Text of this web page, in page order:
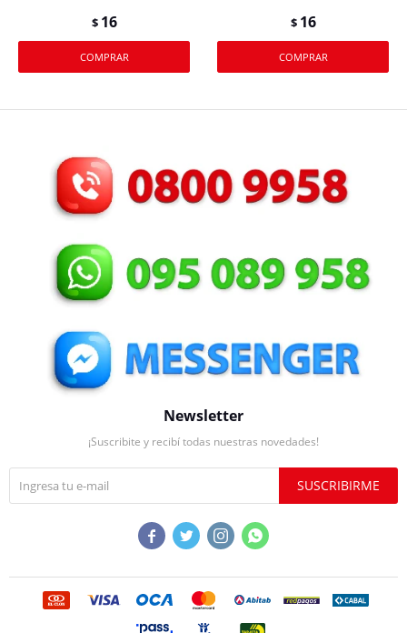
$ 16 $ 16
Newsletter
¡Suscribite y recibí todas nuestras novedades!
SUSCRIBIRME
   